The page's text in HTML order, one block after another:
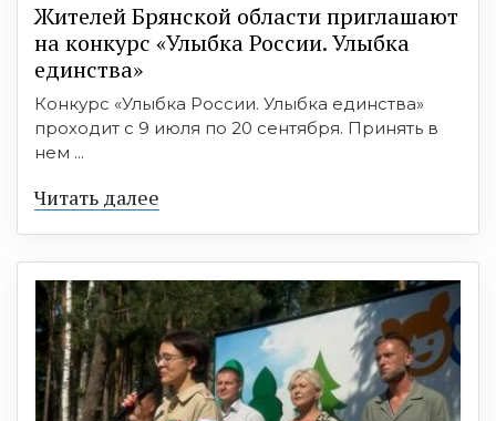
Жителей Брянской области приглашают
на конкурс «Улыбка России. Улыбка
единства»
Конкурс «Улыбка России. Улыбка единства»
проходит с 9 июля по 20 сентября. Принять в
нем ...
Читать далее